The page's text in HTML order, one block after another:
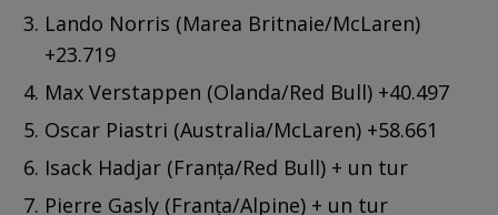
Lando Norris (Marea Britnaie/McLaren)
+23.719
Max Verstappen (Olanda/Red Bull) +40.497
Oscar Piastri (Australia/McLaren) +58.661
Isack Hadjar (Franța/Red Bull) + un tur
Pierre Gasly (Franța/Alpine) + un tur